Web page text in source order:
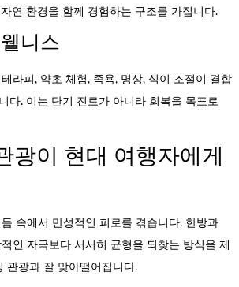
연 환경을 함께 경험하는 구조를 가집니다.
니스
라피, 약초 체험, 족욕, 명상, 식이 조절이 결합
다. 이는 단기 진료가 아니라 회복을 목표로
광이 현대 여행자에게
속에서 만성적인 피로를 겪습니다. 한방과
인 자극보다 서서히 균형을 되찾는 방식을 제
관광과 잘 맞아떨어집니다.